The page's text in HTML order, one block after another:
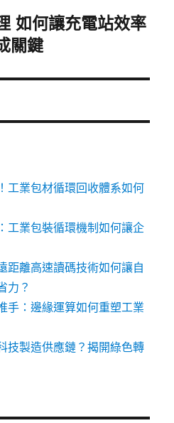
如何讓充電站效率
關鍵
工業包材循環回收體系如何
工業包裝循環機制如何讓企
距離高速讀碼技術如何讓自
力？
手：邊緣運算如何重塑工業
技製造供應鏈？揭開綠色轉